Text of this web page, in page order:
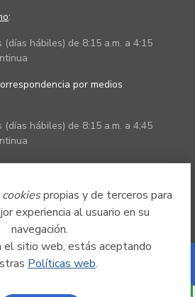
cookiespropias y de terceros para
experiencia al usuario en su
navegación.
el sitio web, estás aceptando
Políticas web.
:
(días hábiles) de 8:15 a.m. a 4:15
por medios
(días hábiles) de 8:15 a.m. a 4:45
Powered by Nexura